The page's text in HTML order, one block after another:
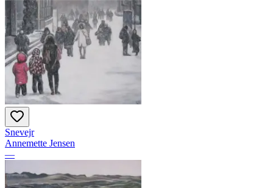
Snevejr
Annemette Jensen
—